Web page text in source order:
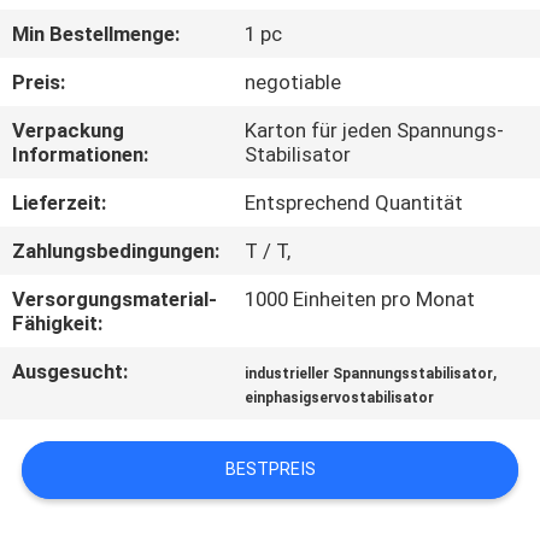
WERKSBESICHTIGUNG
QUALITÄTSKONTROLLE
KONTAKT
UNS
NEUIGKEITEN
UM
EIN
Min Bestellmenge:
1 pc
Preis:
negotiable
Verpackung
Informationen:
Karton für jeden Spannungs-
Stabilisator
Lieferzeit:
Entsprechend Quantität
Zahlungsbedingungen:
T / T,
Versorgungsmaterial-
Fähigkeit:
1000 Einheiten pro Monat
Ausgesucht: industrieller Spannungsstabilisator,
einphasigservostabilisator
BESTPREIS